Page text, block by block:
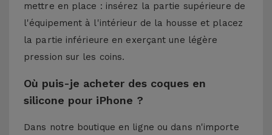
mettre en place : insérez la partie supérieure de
l'équipement à l'intérieur de la housse et placez
la partie inférieure en exerçant une légère
pression sur les coins.
Où puis-je acheter des coques en
silicone pour iPhone ?
Dans notre boutique en ligne ou dans n'importe